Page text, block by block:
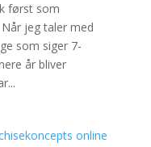
først som
jeg taler med
som siger 7-
år bliver